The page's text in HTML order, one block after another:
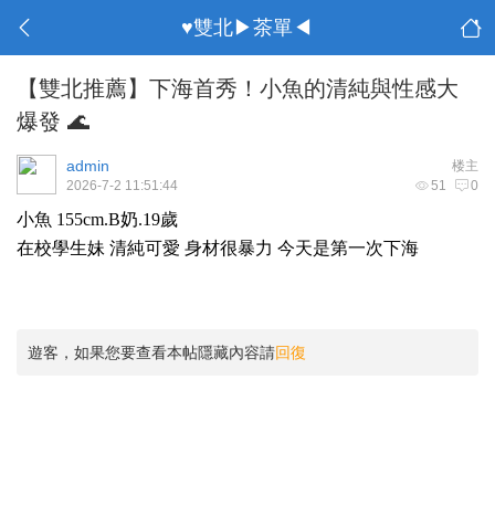
♥雙北▶茶單◀
【雙北推薦】下海首秀！小魚的清純與性感大
爆發 🌊
楼主
admin
51 0
2026-7-2 11:51:44
小魚 155cm.B奶.19歲
在校學生妹 清純可愛 身材很暴力 今天是第一次下海
遊客，如果您要查看本帖隱藏內容請回復